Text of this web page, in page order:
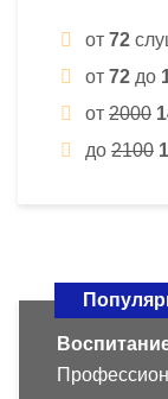
от 72
от 72 до
от 2000
до 2100